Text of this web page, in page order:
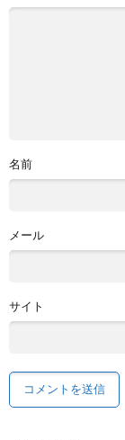
名前
メール
サイト